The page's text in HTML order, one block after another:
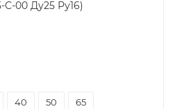
00 Ду25 Ру16)
40 50 65